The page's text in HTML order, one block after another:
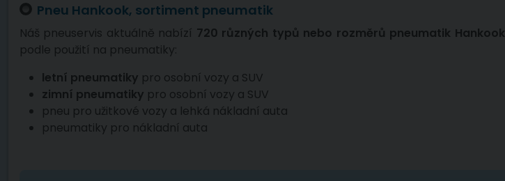
Pneu Hankook, sortiment pneumatik
Náš pneuservis aktuálně nabízí 720 různých typů nebo rozměrů pneumatik Hankook
podle použití na pneumatiky:
letní pneumatiky pro osobní vozy a SUV
zimní pneumatiky pro osobní vozy a SUV
pneu pro užitkové vozy a lehká nákladní auta
pneumatiky pro nákladní auta